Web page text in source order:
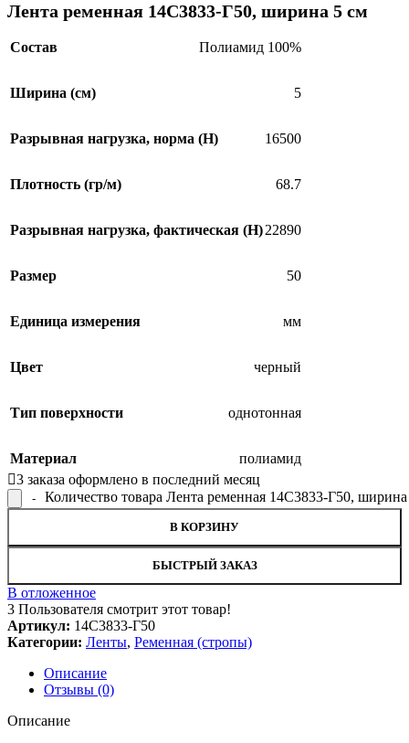
Лента ременная 14С3833-Г50, ширина 5 см
Состав Полиамид 100%
Ширина (см) 5
Разрывная нагрузка, норма (H) 16500
Плотность (гр/м) 68.7
Разрывная нагрузка, фактическая (H)22890
Размер 50
Единица измерения мм
Цвет черный
Тип поверхности однотонная
Материал
полиамид
3 заказа оформлено в последний месяц
Количество товара Лента ременная 14С3833-Г50,
В КОРЗИНУ
БЫСТРЫЙ ЗАКАЗ
В отложенное
3 Пользователя смотрит этот товар!
Артикул: 14С3833-Г50
Категории: Ленты, Ременная (стропы)
Описание
Отзывы (0)
Описание